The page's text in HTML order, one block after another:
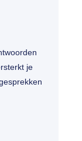
je